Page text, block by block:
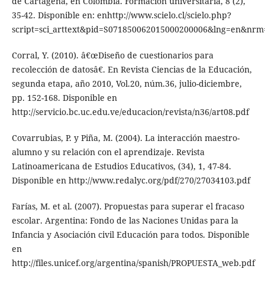
35-42. Disponible en: enhttp://www.scielo.cl/scielo.php?
Corral, Y. (2010). â€œDiseño de cuestionarios para
recolección de datosâ€. En Revista Ciencias de la Educación,
segunda etapa, año 2010, Vol.20, núm.36, julio-diciembre,
pp. 152-168. Disponible en
http://servicio.bc.uc.edu.ve/educacion/revista/n36/art08.pdf
Covarrubias, P. y Piña, M. (2004). La interacción maestro-
alumno y su relación con el aprendizaje. Revista
Latinoamericana de Estudios Educativos, (34), 1, 47-84.
Disponible en http://www.redalyc.org/pdf/270/27034103.pdf
Farías, M. et al. (2007). Propuestas para superar el fracaso
escolar. Argentina: Fondo de las Naciones Unidas para la
Infancia y Asociación civil Educación para todos. Disponible
en
http://files.unicef.org/argentina/spanish/PROPUESTA_web.pdf